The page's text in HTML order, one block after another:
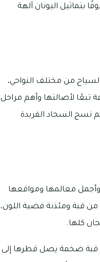
بتماثيل اليونان آلهة
من مختلف النواحي،
تبعًا لأصالتها وأهم مراحل
نسج السجاد الفريدة
معالمها ومواقعها
الذي يتكون من قبة ومئذنة فضية اللون،
كلها.
قبة ضخمة يصل قطرها إلى